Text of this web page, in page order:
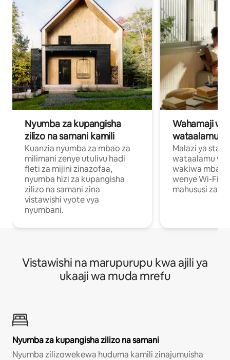
Nyumba za kupangisha
zilizo na samani kamili
Kuanzia nyumba za mbao za
milimani zenye utulivu hadi
fleti za mijini zinazofaa,
nyumba hizi za kupangisha
zilizo na samani zina
vistawishi vyote vya
nyumbani.
Wahamaji
wataalamu
Malazi ya
wataalamu
wakiwa mbali
wenye Wi-Fi
mahususi za
Vistawishi na marupurupu kwa ajili ya
ukaaji wa muda mrefu
Nyumba za kupangisha zilizo na samani
Nyumba zilizowekewa huduma kamili zinajumuisha